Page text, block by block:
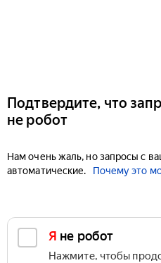
Подтвердите, что
не робот
Нам очень жаль, но запросы с
автоматические.
Почему это
Я не робот
Нажмите, чтобы